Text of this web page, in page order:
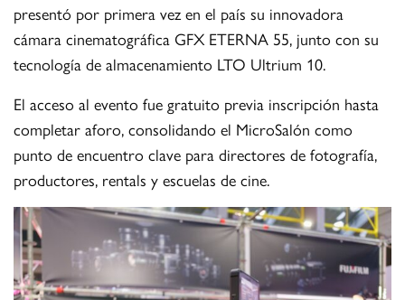
presentó por primera vez en el país su innovadora
cámara cinematográfica GFX ETERNA 55, junto con su
tecnología de almacenamiento LTO Ultrium 10.
El acceso al evento fue gratuito previa inscripción hasta
completar aforo, consolidando el MicroSalón como
punto de encuentro clave para directores de fotografía,
productores, rentals y escuelas de cine.